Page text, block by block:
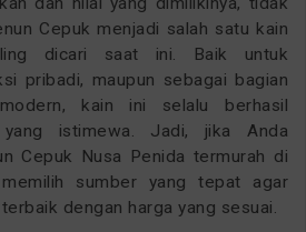
Cepuk menjadi salah satu kain
dicari saat ini. Baik untuk
pribadi, maupun sebagai bagian
kain ini selalu berhasil
yang istimewa. Jadi, jika Anda
Cepuk Nusa Penida termurah di
sumber yang tepat agar
dengan harga yang sesuai.